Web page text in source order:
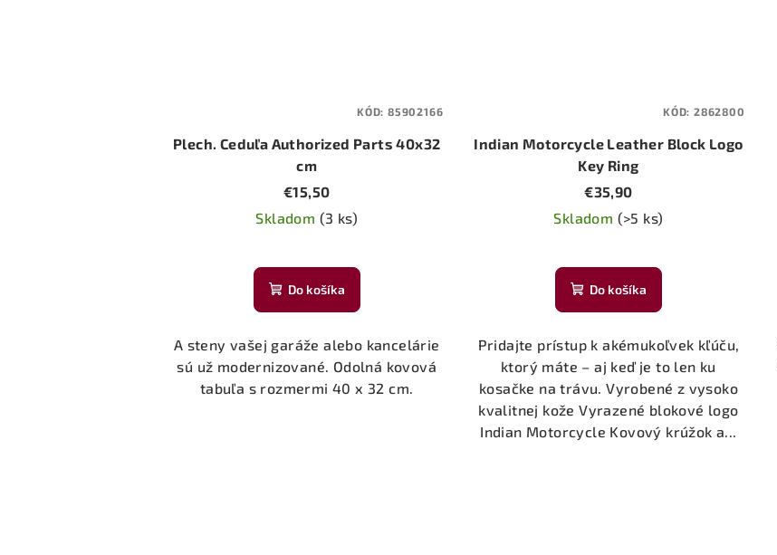
Plech. Ceduľa Authorized Parts 40x32
cm
€15,50
Skladom (3 ks)
Do košíka
A steny vašej garáže alebo kancelárie
sú už modernizované. Odolná kovová
tabuľa s rozmermi 40 x 32 cm.
KÓD: 85902166
Indian Motorcycle Leather Block Logo
Key Ring
€35,90
Skladom (>5 ks)
Do košíka
Pridajte prístup k akémukoľvek kľúču,
ktorý máte – aj keď je to len ku
kosačke na trávu. Vyrobené z vysoko
kvalitnej kože Vyrazené blokové logo
Indian Motorcycle Kovový krúžok a...
KÓD:2862800